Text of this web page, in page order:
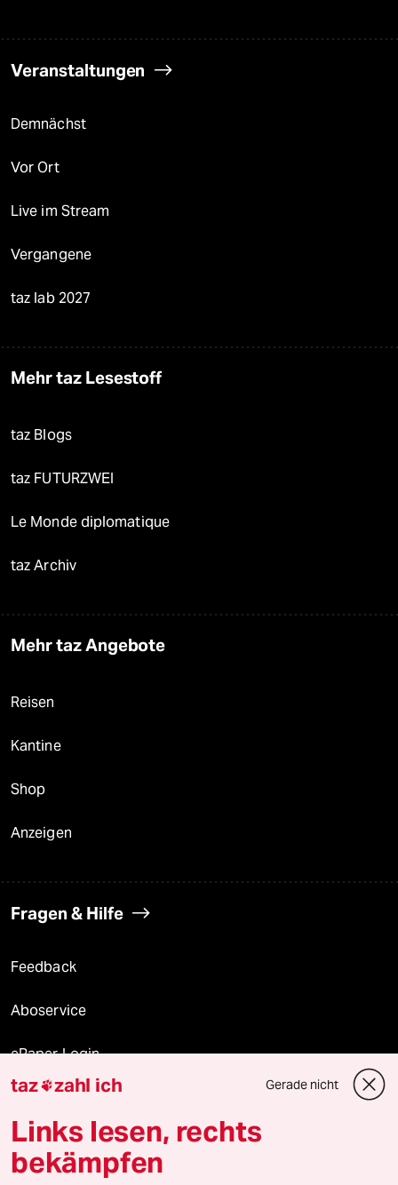
Veranstaltungen
Demnächst
Vor Ort
Live im Stream
Vergangene
taz lab 2027
Mehr taz Lesestoff
taz Blogs
taz FUTURZWEI
Le Monde diplomatique
taz Archiv
Mehr taz Angebote
Reisen
Kantine
Shop
Anzeigen
Fragen & Hilfe
Feedback
Aboservice
ePaper Login
Downloads für Abonnierende
© 2026 taz Verlags und Vertriebs GmbH
taz zahl ich Gerade nicht
Links lesen, rechts
bekämpfen